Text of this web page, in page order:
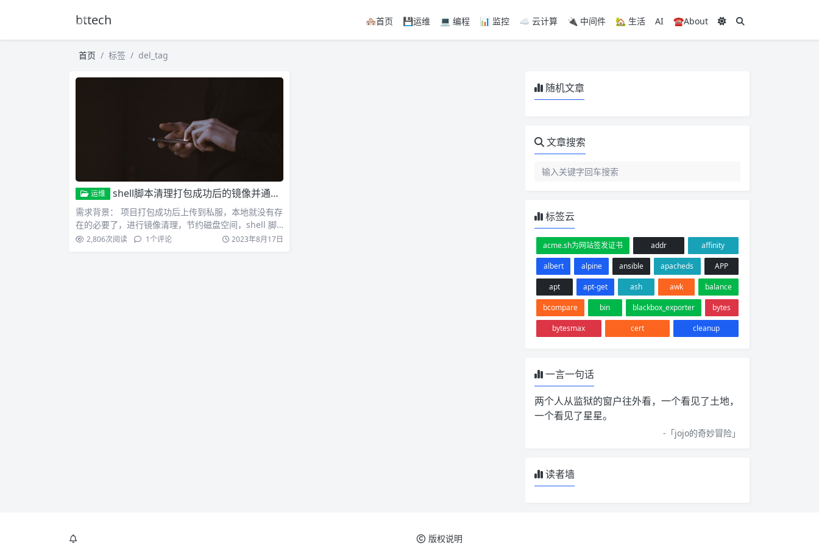
bttech 🏘首页 💾运维 💻 编程 📊 监控 ☁️ 云计算 🔌 中间件 🏡 生活 AI ☎️About
首页 标签 del_tag
运维 shell脚本清理打包成功后的镜像并通过以下命令释放磁盘空间
需求背景： 项目打包成功后上传到私服，本地就没有存
在的必要了，进行镜像清理，节约磁盘空间，shell 脚
本如下…
2,806次阅读 1个评论 2023年8月17日
随机文章
文章搜索
标签云
acme.sh为网站签发证书 addr
affinity
albert
alpine ansible apacheds
APP
apt
apt-get ash awk
balance
bcompare
bin blackbox_exporter
bytes
bytesmax
cert cleanup
一言一句话
两个人从监狱的窗户往外看，一个看见了土地，
一个看见了星星。
-「jojo的奇妙冒险 」
读者墙
版权说明